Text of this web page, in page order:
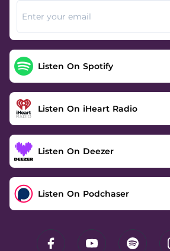
Listen On Spotify
Listen On iHeart Radio
Listen On Deezer
Listen On Podchaser